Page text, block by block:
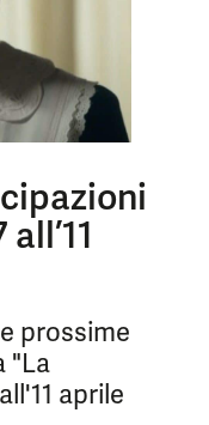
prossime
"La
aprile